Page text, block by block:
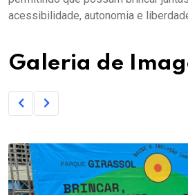
acessibilidade, autonomia e
Galeria de